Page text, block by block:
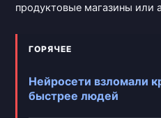
продуктовые магазины или
ГОРЯЧЕЕ
Нейросети взломали
быстрее людей